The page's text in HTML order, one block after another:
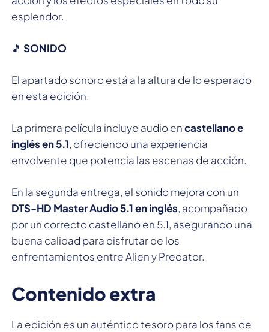
esplendor.
🎵 SONIDO
El apartado sonoro está a la altura de lo esperado
en esta edición.
La primera película incluye audio encastellano e
inglés en 5.1, ofreciendo una experiencia
envolvente que potencia las escenas de acción.
En la segunda entrega, el sonido mejora con un
DTS-HD Master Audio 5.1 en inglés, acompañado
por un correcto castellano en 5.1, asegurando una
buena calidad para disfrutar de los
enfrentamientos entre Alien y Predator.
Contenido extra
La edición es un auténtico tesoro para los fans de